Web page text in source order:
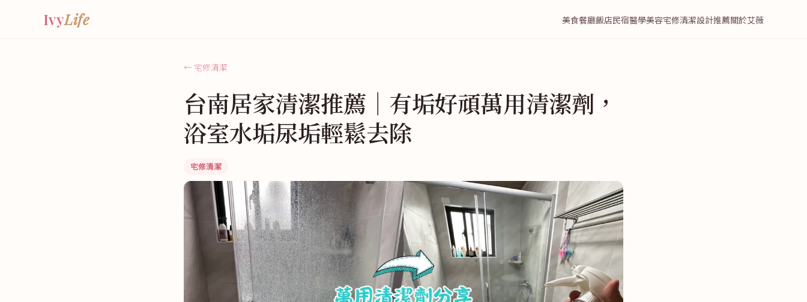
IvyLife 美食餐廳飯店民宿醫學美容宅修清潔設計推薦關於艾薇
← 宅修清潔
台南居家清潔推薦｜有垢好頑萬用清潔劑，
浴室水垢尿垢輕鬆去除
宅修清潔